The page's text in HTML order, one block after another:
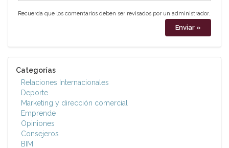
Recuerda que los comentarios deben ser revisados por un administrador.
Categorías
Relaciones Internacionales
Deporte
Marketing y dirección comercial
Emprende
Opiniones
Consejeros
BIM